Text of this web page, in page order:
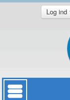
Log ind